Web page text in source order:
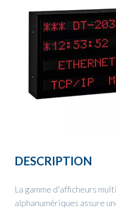
DESCRIPTION
La gamme d'afficheurs
alphanumériques assure